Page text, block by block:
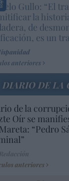
Gullo: “El
la
de
es un
anteriores
DIARIO DE LA
de la
Oír se
“Pedro
anteriores